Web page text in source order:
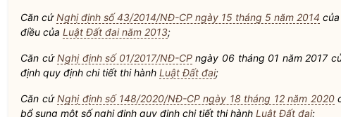
Căn cứNghị định số 43/2014/NĐ-CP ngày 15 tháng 5 năm 2014
điều của Luật Đất đai năm 2013;
Căn cứNghị định số 01/2017/NĐ-CPngày 06 tháng 01 năm 2017
định quy định chi tiết thi hành Luật Đất đai;
Căn cứNghị định số 148/2020/NĐ-CP ngày 18 tháng 12 năm 2020
bổ sung một số nghị định quy định chi tiết thi hành Luật Đất đai;